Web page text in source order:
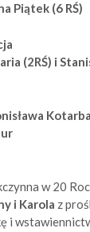
Piątek (6 RŚ)
(2RŚ) i
w 20
i Karola z
i